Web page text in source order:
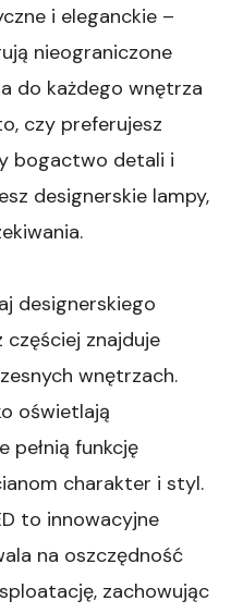
i eleganckie –
nieograniczone
do każdego wnętrza
czy preferujesz
bogactwo detali i
designerskie lampy,
designerskiego
znajduje
wnętrzach.
oświetlają
pełnią funkcję
charakter i styl.
to innowacyjne
na oszczędność
zachowując